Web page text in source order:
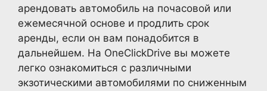
арендовать автомобиль на почасовой или
ежемесячной основе и продлить срок
аренды, если он вам понадобится в
дальнейшем. На OneClickDrive вы можете
легко ознакомиться с различными
экзотическими автомобилями по сниженным